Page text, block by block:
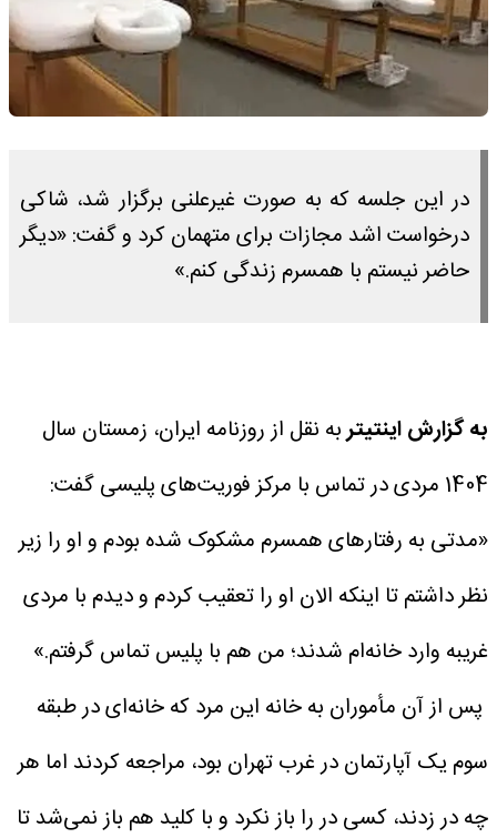
در این جلسه که به صورت غیرعلنی برگزار شد، شاکی
درخواست اشد مجازات برای متهمان کرد و گفت: «دیگر
حاضر نیستم با همسرم زندگی کنم.»
به گزارش اینتیتربه نقل از روزنامه ایران، زمستان سال
1404 مردی در تماس با مرکز فوریت‌های پلیسی گفت:
«مدتی به رفتارهای همسرم مشکوک شده بودم و او را زیر
نظر داشتم تا اینکه الان او را تعقیب کردم و دیدم با مردی
غریبه وارد خانه‌ام شدند؛ من هم با پلیس تماس گرفتم.»
پس از آن مأموران به خانه این مرد که خانه‌ای در طبقه
سوم یک آپارتمان در غرب تهران بود، مراجعه کردند اما هر
چه در زدند، کسی در را باز نکرد و با کلید هم باز نمی‌شد تا